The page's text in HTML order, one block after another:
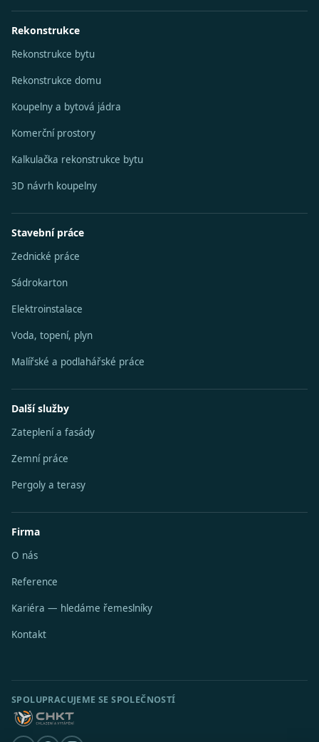
Rekonstrukce
Rekonstrukce bytu
Rekonstrukce domu
Koupelny a bytová jádra
Komerční prostory
Kalkulačka rekonstrukce bytu
3D návrh koupelny
Stavební práce
Zednické práce
Sádrokarton
Elektroinstalace
Voda, topení, plyn
Malířské a podlahářské práce
Další služby
Zateplení a fasády
Zemní práce
Pergoly a terasy
Firma
O nás
Reference
Kariéra — hledáme řemeslníky
Kontakt
SPOLUPRACUJEME SE SPOLEČNOSTÍ